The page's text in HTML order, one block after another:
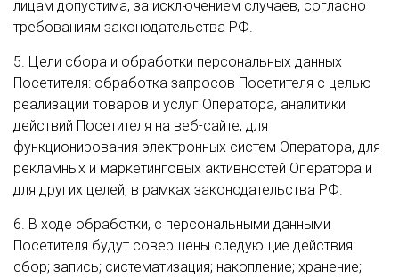
лицам допустима, за исключением случаев, согласно
требованиям законодательства РФ.
5. Цели сбора и обработки персональных данных
Посетителя: обработка запросов Посетителя с целью
реализации товаров и услуг Оператора, аналитики
действий Посетителя на веб-сайте, для
функционирования электронных систем Оператора, для
рекламных и маркетинговых активностей Оператора и
для других целей, в рамках законодательства РФ.
6. В ходе обработки, с персональными данными
Посетителя будут совершены следующие действия:
сбор; запись; систематизация; накопление; хранение;